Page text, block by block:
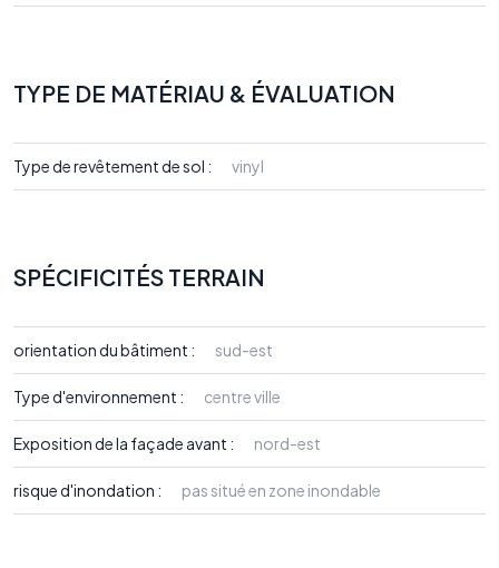
TYPE DE MATÉRIAU & ÉVALUATION
Type de revêtement de sol : vinyl
SPÉCIFICITÉS TERRAIN
orientation du bâtiment : sud-est
Type d'environnement : centre ville
Exposition de la façade avant : nord-est
risque d'inondation : pas situé en zone inondable